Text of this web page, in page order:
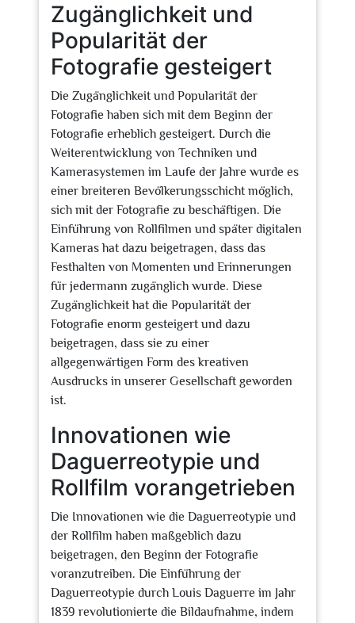
Zugänglichkeit und
Popularität der
Fotografie gesteigert
Die Zugänglichkeit und Popularität der
Fotografie haben sich mit dem Beginn der
Fotografie erheblich gesteigert. Durch die
Weiterentwicklung von Techniken und
Kamerasystemen im Laufe der Jahre wurde es
einer breiteren Bevölkerungsschicht möglich,
sich mit der Fotografie zu beschäftigen. Die
Einführung von Rollfilmen und später digitalen
Kameras hat dazu beigetragen, dass das
Festhalten von Momenten und Erinnerungen
für jedermann zugänglich wurde. Diese
Zugänglichkeit hat die Popularität der
Fotografie enorm gesteigert und dazu
beigetragen, dass sie zu einer
allgegenwärtigen Form des kreativen
Ausdrucks in unserer Gesellschaft geworden
ist.
Innovationen wie
Daguerreotypie und
Rollfilm vorangetrieben
Die Innovationen wie die Daguerreotypie und
der Rollfilm haben maßgeblich dazu
beigetragen, den Beginn der Fotografie
voranzutreiben. Die Einführung der
Daguerreotypie durch Louis Daguerre im Jahr
1839 revolutionierte die Bildaufnahme, indem